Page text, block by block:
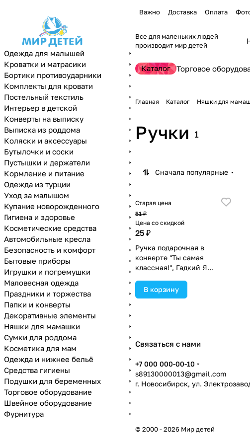
Важно Доставка Оплата
Все для маленьких людей
производит мир детей
Каталог Торговое
Главная Каталог Няшки для
Ручки 1
Сначала популярные
Старая цена
51 ₽
Цена со скидкой
25 ₽
Ручка подарочная в
конверте "Ты самая
классная!", Гадкий Я
В корзину
Связаться с нами
+7 000 000-00-10
s89130000013@gmail.com
г. Новосибирск, ул.
© 2000 - 2026 Мир детей
Одежда для малышей
Кроватки и матрасики
Бортики противоударники
Комплекты для кровати
Постельный текстиль
Интерьер в детской
Конверты на выписку
Выписка из роддома
Коляски и аксессуары
Бутылочки и соски
Пустышки и держатели
Кормление и питание
Одежда из турции
Уход за малышом
Купание новорожденного
Гигиена и здоровье
Косметические средства
Автомобильные кресла
Безопасность и комфорт
Бытовые приборы
Игрушки и погремушки
Маловесная одежда
Праздники и торжества
Папки и конверты
Декоративные элементы
Няшки для мамашки
Сумки для роддома
Косметика для мам
Одежда и нижнее бельё
Средства гигиены
Подушки для беременных
Торговое оборудование
Швейное оборудование
Фурнитура